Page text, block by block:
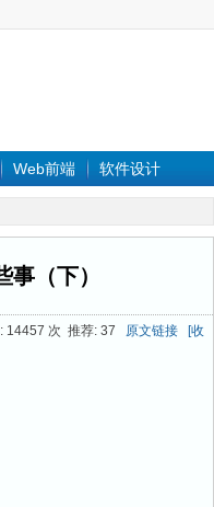
Web前端 软件设计
（下）
14457 次 推荐: 37 原文链接
[收